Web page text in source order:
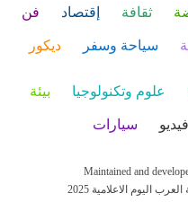
ثقافة إقتصاد فن
سياحة وسفر ديكور
علوم وتكنولوجيا بيئة
فيديو سيارات
Maintained and